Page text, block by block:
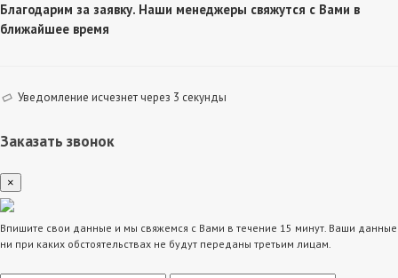
Благодарим за заявку. Наши менеджеры свяжутся с Вами в
ближайшее время
Уведомление исчезнет через 3 секунды
Заказать звонок
×
Впишите свои данные и мы свяжемся с Вами в течение 15 минут. Ваши данные
ни при каких обстоятельствах не будут переданы третьим лицам.